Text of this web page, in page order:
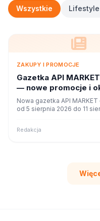
Wszystkie Lifestyle
ZAKUPY I PROMOCJE
Gazetka API
— nowe promocje i
Sprawdź
Nowa gazetka API
od 5 sierpnia 2026 do 11
Redakcja